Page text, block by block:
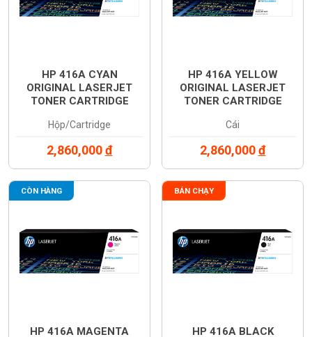
HP 416A CYAN
ORIGINAL LASERJET
TONER CARTRIDGE
Hộp/Cartridge
2,860,000đ
HP 416A YELLOW
ORIGINAL LASERJET
TONER CARTRIDGE
Cái
2,860,000đ
CÒN HÀNG
HP 416A MAGENTA
BÁN CHẠY
HP 416A BLACK